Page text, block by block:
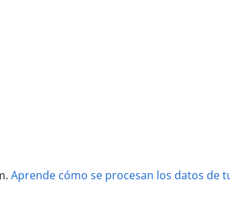
Aprende cómo se procesan los datos de